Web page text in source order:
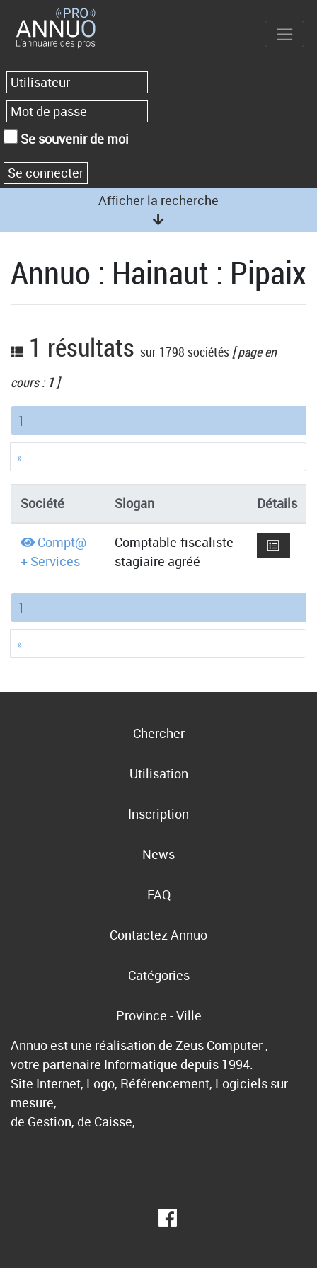
Se souvenir de moi
Afficher la recherche
Annuo : Hainaut : Pipaix
1 résultats sur 1798 sociétés [ page en
cours : 1]
1
»
Société Slogan Détails
Compt@
+ Services
Comptable-fiscaliste
stagiaire agréé
1
»
Chercher
Utilisation
Inscription
News
FAQ
Contactez Annuo
Catégories
Province - Ville
Annuo est une réalisation de Zeus Computer ,
votre partenaire Informatique depuis 1994.
Site Internet, Logo, Référencement, Logiciels sur
mesure,
de Gestion, de Caisse, …